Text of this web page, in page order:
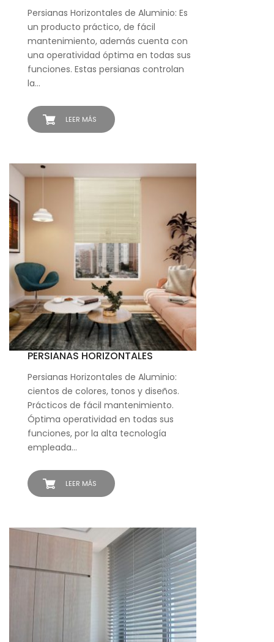
LEER MÁS
Persianas Horizontales de Aluminio: Es
un producto práctico, de fácil
mantenimiento, además cuenta con
una operatividad óptima en todas sus
funciones. Estas persianas controlan
la…
LEER MÁS
PERSIANAS HORIZONTALES
Persianas Horizontales de Aluminio:
cientos de colores, tonos y diseños.
Prácticos de fácil mantenimiento.
Óptima operatividad en todas sus
funciones, por la alta tecnología
empleada…